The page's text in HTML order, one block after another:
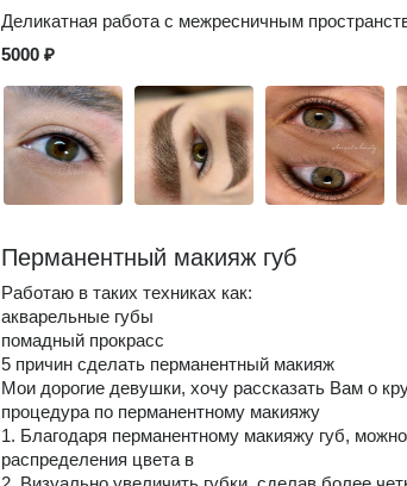
Деликатная работа с межресничным
5000 ₽
Перманентный макияж губ
Работаю в таких техниках как:
акварельные губы
помадный прокрасс
5 причин сделать перманентный макияж
Мои дорогие девушки, хочу рассказать Вам о
процедура по перманентному макияжу
1. Благодаря перманентному макияжу губ,
распределения цвета в